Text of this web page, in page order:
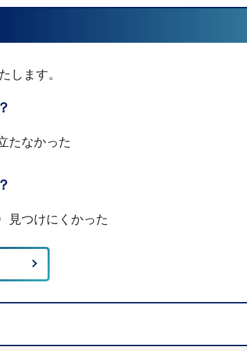
します。
たなかった
見つけにくかった